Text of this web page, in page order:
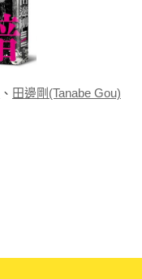
、 田邊剛(Tanabe Gou)